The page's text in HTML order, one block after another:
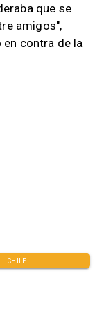
que se
amigos",
contra de la
CHILE